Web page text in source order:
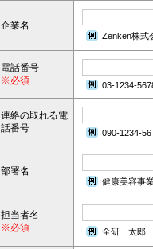
企業名
Zenken株式
電話番号
※必須
03-1234-
連絡の取れる電
話番号
090-1234-
部署名
健康美容事
担当者名
※必須
全研 太郎